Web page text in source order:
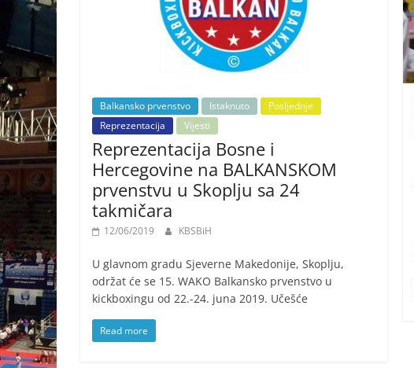
Balkansko prvenstvo Istaknuto
Posljednje
Reprezentacija
Vijesti
Reprezentacija Bosne i
Hercegovine na BALKANSKOM
prvenstvu u Skoplju sa 24
takmičara
12/06/2019 KBSBiH
U glavnom gradu Sjeverne Makedonije, Skoplju,
održat će se 15. WAKO Balkansko prvenstvo u
kickboxingu od 22.-24. juna 2019. Učešće
Read more